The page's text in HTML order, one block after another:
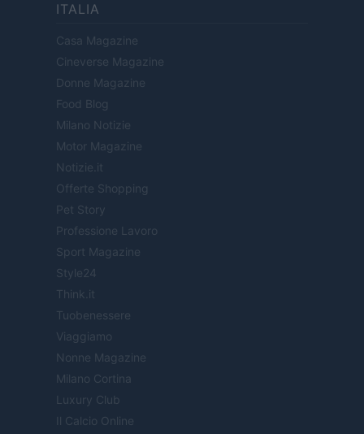
ITALIA
Casa Magazine
Cineverse Magazine
Donne Magazine
Food Blog
Milano Notizie
Motor Magazine
Notizie.it
Offerte Shopping
Pet Story
Professione Lavoro
Sport Magazine
Style24
Think.it
Tuobenessere
Viaggiamo
Nonne Magazine
Milano Cortina
Luxury Club
Il Calcio Online